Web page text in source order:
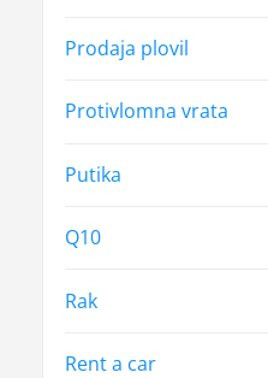
Prodaja plovil
Protivlomna vrata
Putika
Q10
Rak
Rent a car